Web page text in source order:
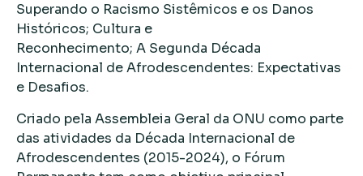
Superando o Racismo Sistêmicos e os Danos
Históricos; Cultura e
Reconhecimento; A Segunda Década
Internacional de Afrodescendentes: Expectativas
e Desafios.
Criado pela Assembleia Geral da ONU como parte
das atividades da Década Internacional de
Afrodescendentes (2015-2024), o Fórum